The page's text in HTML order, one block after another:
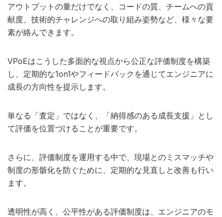
アウトプットの量だけでなく、コードの質、チームへの貢
献度、技術的チャレンジへの取り組み姿勢など、様々な要
素が絡んできます。
VPoEはこうした多面的な視点から公正な評価制度を構築
し、定期的な1on1やフィードバックを通じてエンジニアに
成長の方向性を提示します。
単なる「査定」ではなく、「納得感のある成長支援」とし
て評価を位置づけることが重要です。
さらに、評価制度を運用する中で、現場とのミスマッチや
制度の形骸化を防ぐために、定期的な見直しと改善も行い
ます。
透明性が高く、公平性がある評価制度は、エンジニアのモ